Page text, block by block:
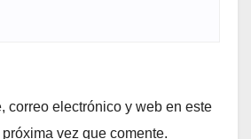
correo electrónico y web en este
vez que comente.